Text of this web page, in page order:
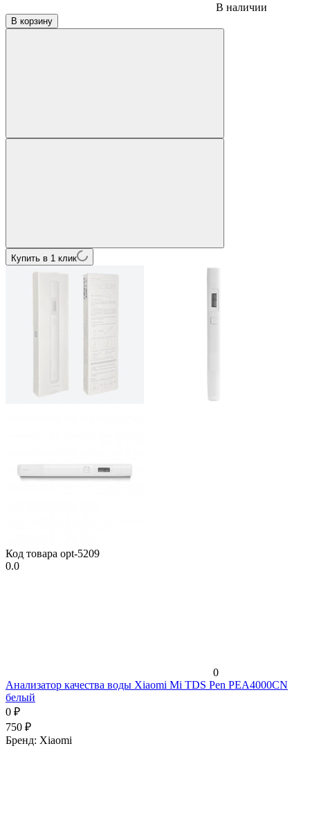
В наличии
В корзину
Купить в 1 клик
Код товара opt-5209
0.0
0
Анализатор качества воды Xiaomi Mi TDS Pen PEA4000CN
белый
0 ₽
750 ₽
Бренд: Xiaomi